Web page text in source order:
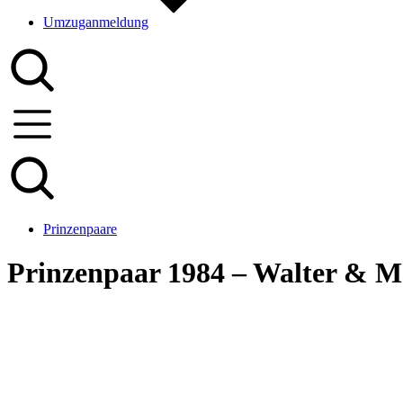
Umzuganmeldung
Prinzenpaare
Prinzenpaar 1984 – Walter &